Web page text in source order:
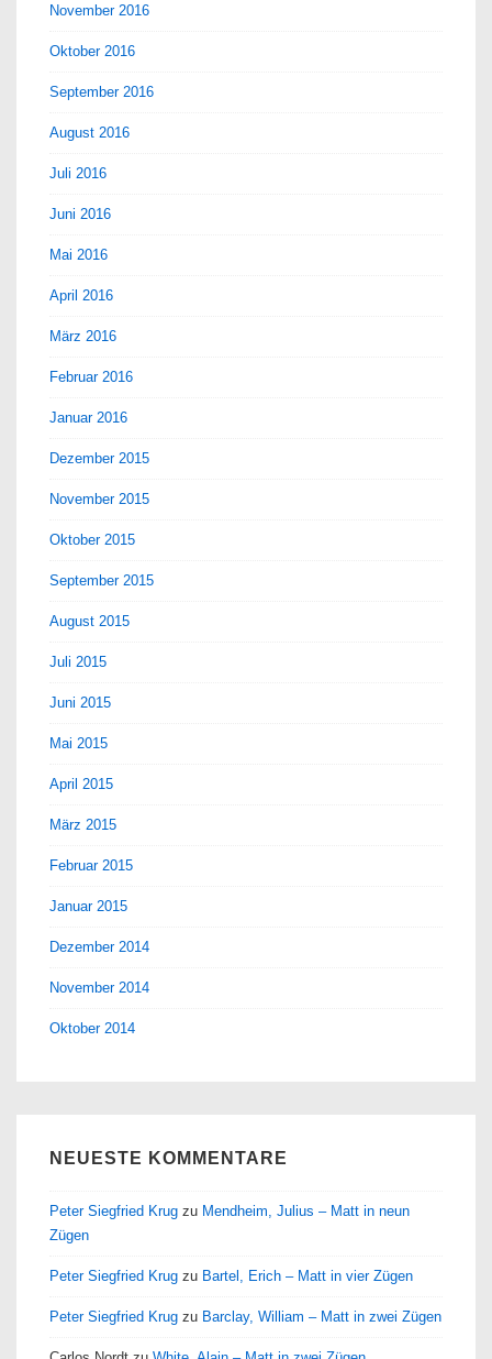
November 2016
Oktober 2016
September 2016
August 2016
Juli 2016
Juni 2016
Mai 2016
April 2016
März 2016
Februar 2016
Januar 2016
Dezember 2015
November 2015
Oktober 2015
September 2015
August 2015
Juli 2015
Juni 2015
Mai 2015
April 2015
März 2015
Februar 2015
Januar 2015
Dezember 2014
November 2014
Oktober 2014
NEUESTE KOMMENTARE
Peter Siegfried Krug zu Mendheim, Julius – Matt in neun
Zügen
Peter Siegfried Krug zu Bartel, Erich – Matt in vier Zügen
Peter Siegfried Krug zu Barclay, William – Matt in zwei Zügen